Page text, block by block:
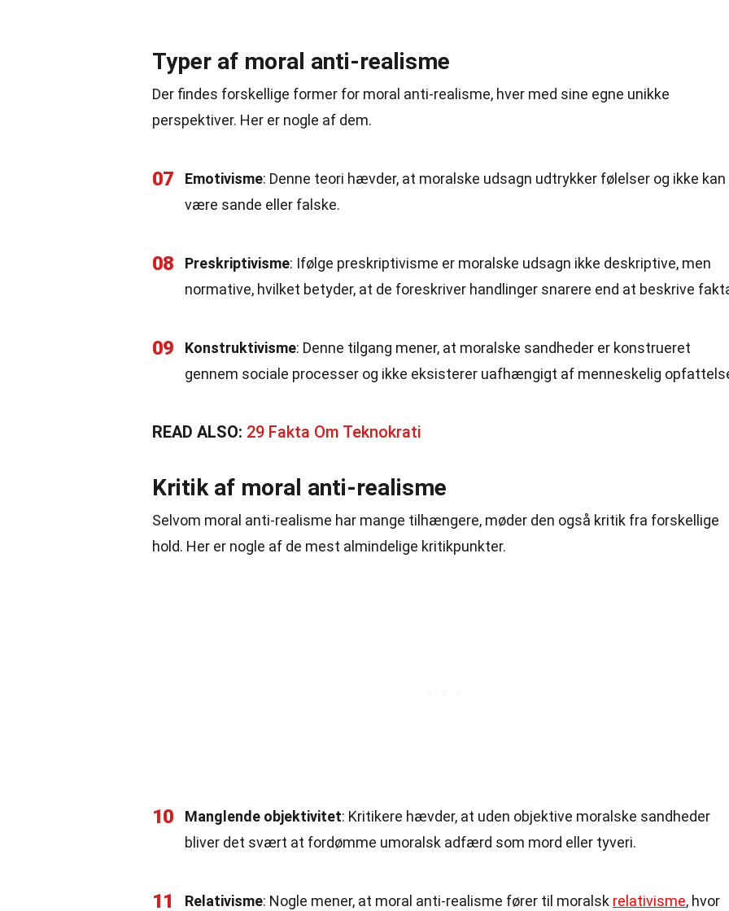
Typer af moral anti-realisme
Der findes forskellige former for moral anti-realisme, hver med sine egne unikke
perspektiver. Her er nogle af dem.
07 Emotivisme: Denne teori hævder, at moralske udsagn udtrykker følelser og ikke kan
være sande eller falske.
08 Preskriptivisme: Ifølge preskriptivisme er moralske udsagn ikke deskriptive, men
normative, hvilket betyder, at de foreskriver handlinger snarere end at beskrive
09 Konstruktivisme: Denne tilgang mener, at moralske sandheder er konstrueret
gennem sociale processer og ikke eksisterer uafhængigt af menneskelig
READ ALSO: 29 Fakta Om Teknokrati
Kritik af moral anti-realisme
Selvom moral anti-realisme har mange tilhængere, møder den også kritik fra forskellige
hold. Her er nogle af de mest almindelige kritikpunkter.
10 Manglende objektivitet: Kritikere hævder, at uden objektive moralske sandheder
bliver det svært at fordømme umoralsk adfærd som mord eller tyveri.
11 Relativisme: Nogle mener, at moral anti-realisme fører til moralsk relativisme, hvor